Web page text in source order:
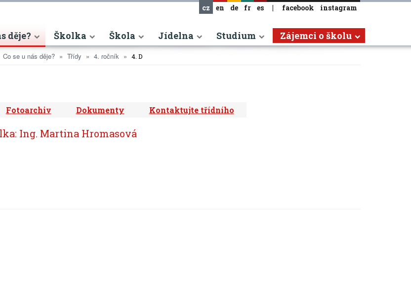
cz en de fr es | facebook instagram
děje? Školka Škola Jídelna Studium Zájemci o školu
Co se u nás děje? Třídy 4. ročník 4. D
Fotoarchiv Dokumenty Kontaktujte třídního
Ing. Martina Hromasová